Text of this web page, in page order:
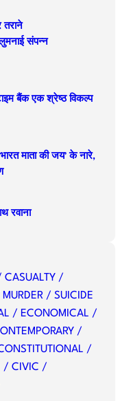
तराने
संपन्न
बैंक एक श्रेष्ठ विकल्प
माता की जय’ के नारे,
रवाना
CASUALTY /
/ SUICIDE
/ ECONOMICAL /
/
/
/ CIVIC /